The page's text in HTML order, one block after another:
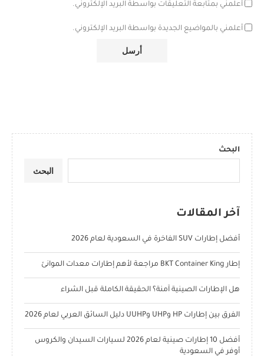
أعلمني بمتابعة التعليقات بواسطة البريد الإلكتروني.
أعلمني بالمواضيع الجديدة بواسطة البريد الإلكتروني.
البحث
البحث
آخر المقالات
أفضل إطارات SUV الفاخرة في السعودية لعام 2026
إطار BKT Container King مراجعة لأهم إطارات معدات الموانئ
هل الإطارات الصينية آمنة؟ الحقيقة الكاملة قبل الشراء
الفرق بين إطارات HP وUHP وUUHP دليل السائق العربي لعام 2026
أفضل 10 إطارات صينية لعام 2026 لسيارات السيدان والكروس
أوفر في السعودية